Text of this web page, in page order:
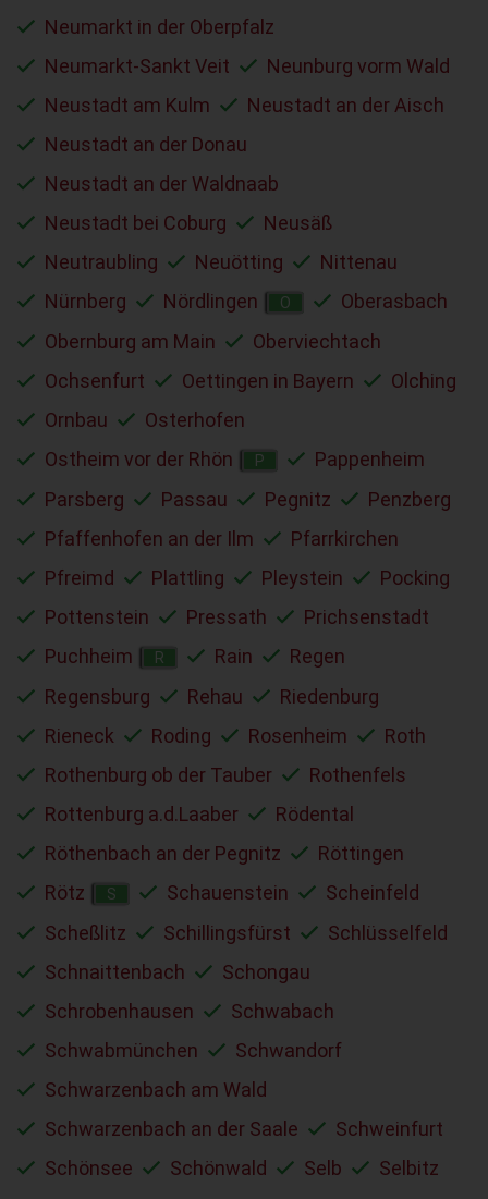
Neumarkt in der Oberpfalz
Neumarkt-Sankt Veit
Neunburg vorm Wald
Neustadt am Kulm
Neustadt an der Aisch
Neustadt an der Donau
Neustadt an der Waldnaab
Neustadt bei Coburg
Neusäß
Neutraubling
Neuötting
Nittenau
Nürnberg
Nördlingen O
Oberasbach
Obernburg am Main
Oberviechtach
Ochsenfurt
Oettingen in Bayern
Olching
Ornbau
Osterhofen
Ostheim vor der Rhön
P
Pappenheim
Parsberg
Passau Pegnitz
Penzberg
Pfaffenhofen an der Ilm
Pfarrkirchen
Pfreimd
Plattling Pleystein
Pocking
Pottenstein
Pressath
Prichsenstadt
Puchheim
R Rain
Regen
Regensburg
Rehau
Riedenburg
Rieneck
Roding Rosenheim
Roth
Rothenburg ob der Tauber
Rothenfels
Rottenburg a.d.Laaber
Rödental
Röthenbach an der Pegnitz
Röttingen
Rötz
S Schauenstein
Scheinfeld
Scheßlitz
Schillingsfürst
Schlüsselfeld
Schnaittenbach
Schongau
Schrobenhausen
Schwabach
Schwabmünchen
Schwandorf
Schwarzenbach am Wald
Schwarzenbach an der Saale
Schweinfurt
Schönsee
Schönwald Selb
Selbitz